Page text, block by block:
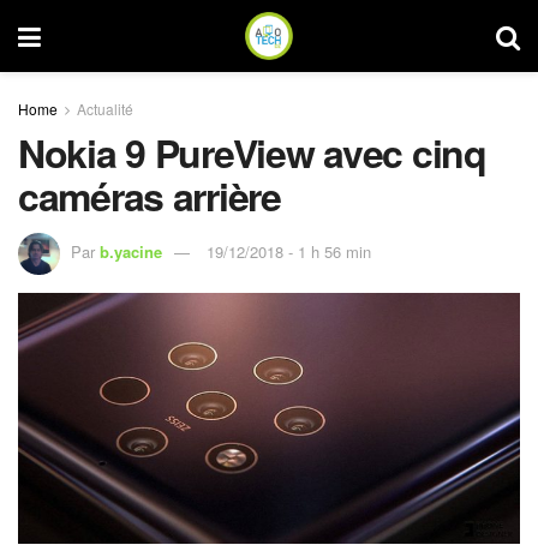
Home Actualité
Nokia 9 PureView avec cinq
caméras arrière
Par b.yacine 19/12/2018 - 1 h 56 min